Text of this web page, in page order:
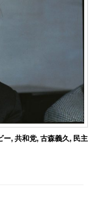
ー, 共和党, 古森義久, 民主